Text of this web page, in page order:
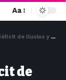
Aa
altas de lo normal en el inicio de diciembre
de